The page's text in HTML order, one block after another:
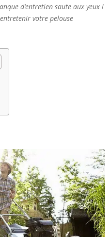
d’entretien saute aux yeux !
votre pelouse